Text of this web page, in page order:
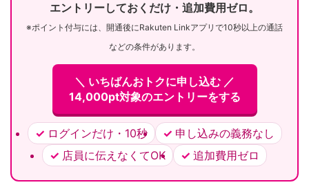
エントリーしておくだけ・追加費用ゼロ。
※ポイント付与には、開通後にRakuten Linkアプリで10秒以上の通話
などの条件があります。
＼ いちばんおトクに申し込む ／
14,000pt対象のエントリーをする
ログインだけ・10秒
申し込みの義務なし
店員に伝えなくてOK
追加費用ゼロ